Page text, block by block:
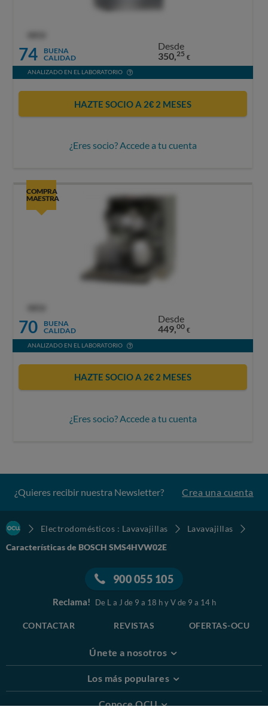
74
BUENA
CALIDAD
Desde
350,25 €
ANALIZADO EN EL LABORATORIO
HAZTE SOCIO A 2€ 2 MESES
¿Eres socio? Accede a tu cuenta
COMPRA
MAESTRA
70
BUENA
CALIDAD
Desde
449,00 €
ANALIZADO EN EL LABORATORIO
HAZTE SOCIO A 2€ 2 MESES
¿Eres socio? Accede a tu cuenta
¿Quieres recibir nuestra Newsletter? Crea una cuenta
Electrodomésticos : Lavavajillas
Lavavajillas
Características de BOSCH SMS4HVW02E
900 055 105
Reclama! De L a J de 9 a 18 h y V de 9 a 14 h
CONTACTAR REVISTAS OFERTAS-OCU
Únete a nosotros
Los más populares
Conoce OCU